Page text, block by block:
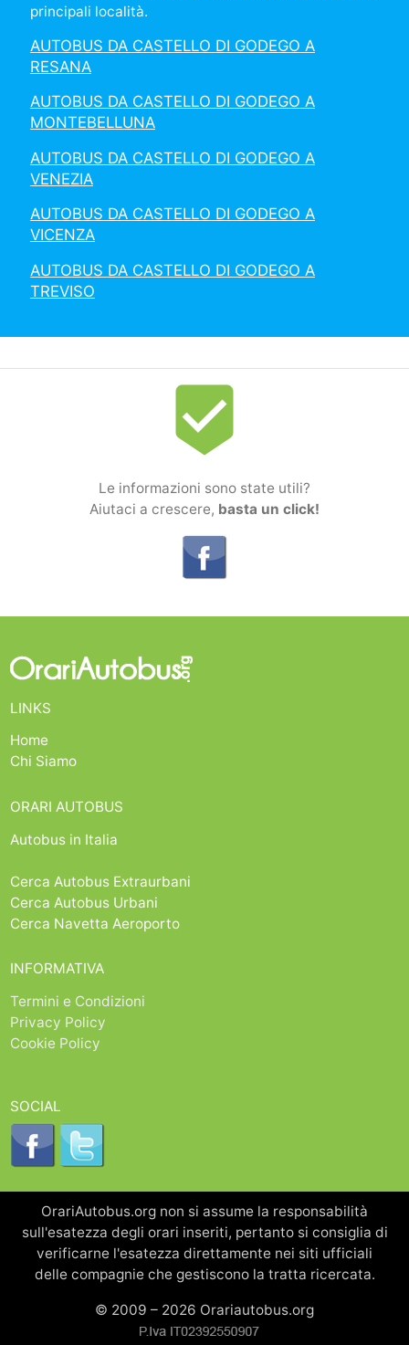
principali località.
AUTOBUS DA CASTELLO DI GODEGO A
RESANA
AUTOBUS DA CASTELLO DI GODEGO A
MONTEBELLUNA
AUTOBUS DA CASTELLO DI GODEGO A
VENEZIA
AUTOBUS DA CASTELLO DI GODEGO A
VICENZA
AUTOBUS DA CASTELLO DI GODEGO A
TREVISO
beenhere
Le informazioni sono state utili?
Aiutaci a crescere, basta un click!
LINKS
Home
Chi Siamo
ORARI AUTOBUS
Autobus in Italia
Cerca Autobus Extraurbani
Cerca Autobus Urbani
Cerca Navetta Aeroporto
INFORMATIVA
Termini e Condizioni
Privacy Policy
Cookie Policy
SOCIAL
OrariAutobus.org non si assume la responsabilità
sull'esatezza degli orari inseriti, pertanto si consiglia di
verificarne l'esatezza direttamente nei siti ufficiali
delle compagnie che gestiscono la tratta ricercata.
© 2009 – 2026 Orariautobus.org